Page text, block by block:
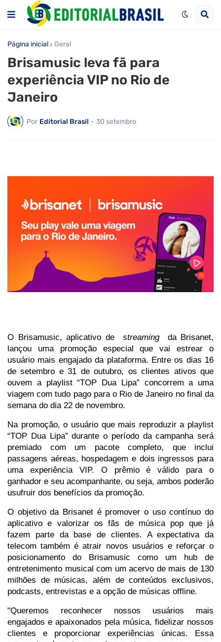
Página inicial Geral
Brisamusic leva fã para
experiência VIP no Rio de
Janeiro
Por Editorial Brasil - 30 setembro
O Brisamusic, aplicativo de streaming
da Brisanet,
lançou uma promoção especial que vai estrear o
usuário mais engajado da plataforma. Entre os dias 16
de setembro e 31 de outubro, os clientes ativos que
ouvem a playlist “TOP Dua Lipa” concorrem a uma
viagem com tudo pago para o Rio de Janeiro no final da
semana do dia 22 de novembro.
Na promoção, o usuário que mais reproduzir a playlist
“TOP Dua Lipa” durante o período da campanha será
premiado com um pacote completo, que inclui
passagens aéreas, hospedagem e dois ingressos para
uma experiência VIP. O prêmio é válido para o
ganhador e seu acompanhante, ou seja, ambos poderão
usufruir dos benefícios da promoção.
O objetivo da Brisanet é promover o uso contínuo do
aplicativo e valorizar os fãs de música pop que já
fazem parte da base de clientes. A expectativa da
telecom também é atrair novos usuários e reforçar o
posicionamento do Brisamusic como um hub de
entretenimento musical com um acervo de mais de 130
milhões de músicas, além de conteúdos exclusivos,
podcasts, entrevistas e a opção de músicas offline.
"Queremos reconhecer nossos usuários mais
engajados e apaixonados pela música, fidelizar nossos
clientes e proporcionar experiências únicas. Essa